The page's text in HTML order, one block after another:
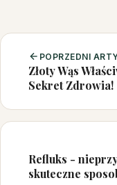
POPRZEDNI
Złoty Wąs
Sekret Zdrowia!
Refluks -
skuteczne